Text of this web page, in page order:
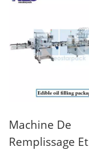
Machine De
Remplissage Et